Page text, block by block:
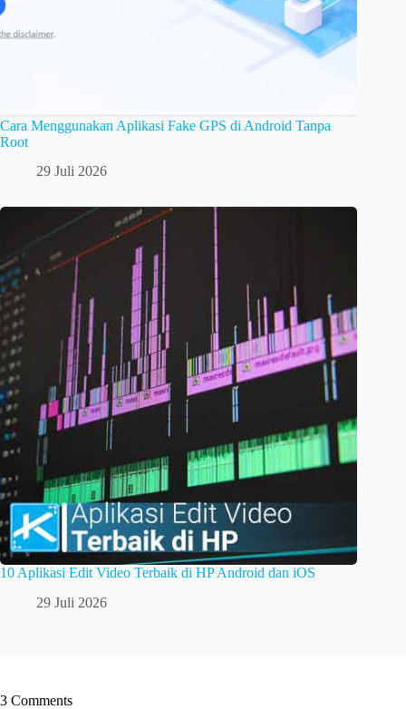
Cara Menggunakan Aplikasi Fake GPS di Android Tanpa
Root
29 Juli 2026
10 Aplikasi Edit Video Terbaik di HP Android dan iOS
29 Juli 2026
3 Comments